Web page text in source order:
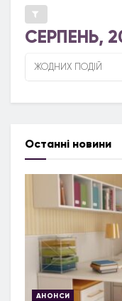
СЕРПЕНЬ,
ЖОДНИХ ПОДІЙ
Останні новини
АНОНСИ